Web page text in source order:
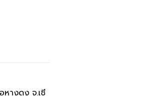
างดง จ.เชี